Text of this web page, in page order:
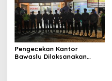
Pengecekan Kantor
Bawaslu Dilaksanakan